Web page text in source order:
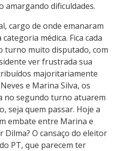
amargando dificuldades.
cargo de onde emanaram
médica. Fica cada
turno muito disputado, com
ver frustrada sua
majoritariamente
e Marina Silva, os
no segundo turno atuarem
seja quem passar. Hoje a
embate entre Marina e
Dilma? O cansaço do eleitor
PT, que parecem ter